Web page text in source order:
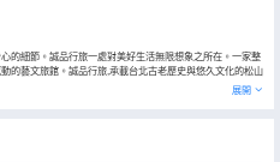
的細節。誠品行旅一處對美好生活無限想象之所在。一家整
的藝文旅館。誠品行旅,承載台北古老歷史與悠久文化的松山
民情,連結國際文創風華。 在這裏,藍天透射的晨光,水珠四逸
記與天地之間環繞,工藝實演將傳統記憶的經典得以親近,坐
展開